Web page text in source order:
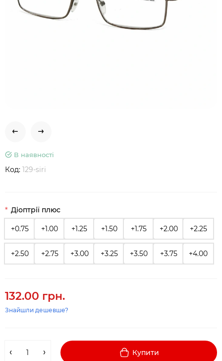
В наявності
Код: 129-siri
Діоптрії плюс
+0.75 +1.00 +1.25 +1.50 +1.75 +2.00 +2.25
+2.50 +2.75 +3.00 +3.25 +3.50 +3.75 +4.00
132.00 грн.
Знайшли дешевше?
Купити